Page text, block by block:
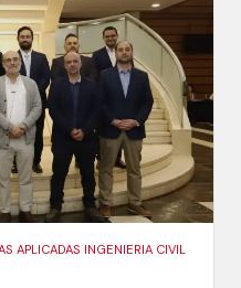
APLICADAS INGENIERIA CIVIL